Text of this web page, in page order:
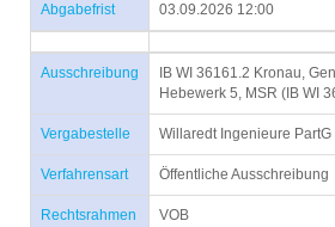
Abgabefrist 03.09.2026 12:00
Ausschreibung
IB WI 36161.2 Kronau,
Hebewerk 5, MSR (IB WI
Vergabestelle Willaredt Ingenieure PartG
Verfahrensart Öffentliche Ausschreibung
Rechtsrahmen VOB